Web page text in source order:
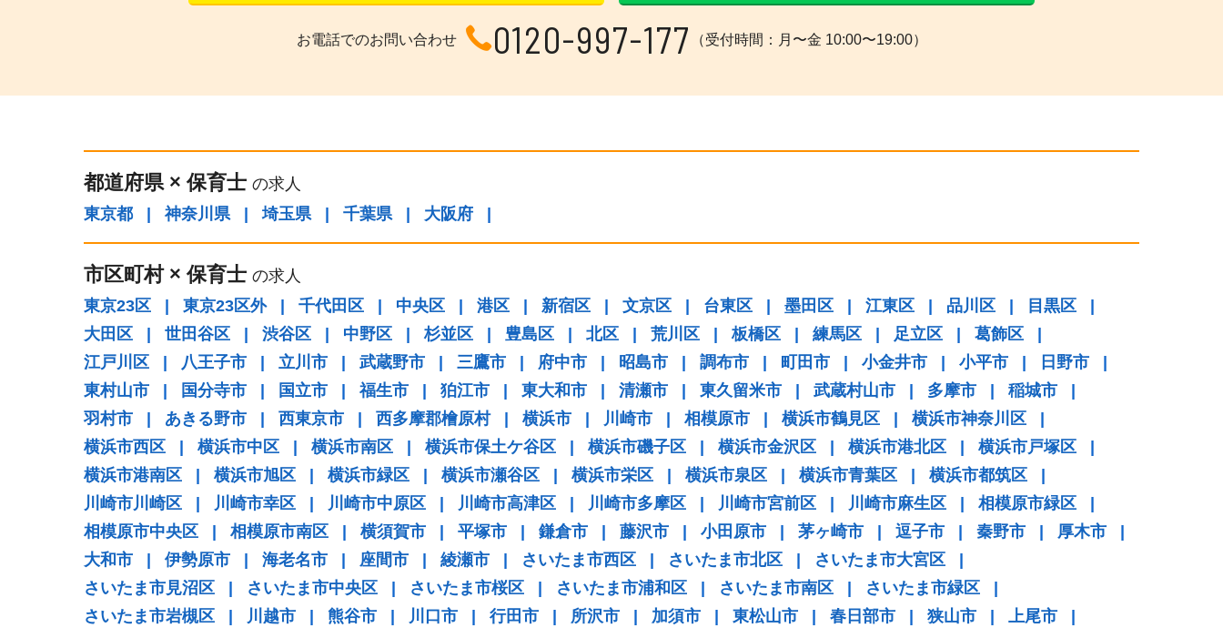
お電話でのお問い合わせ 0120-997-177 （受付時間：月〜金 10:00〜19:00）
都道府県 × 保育士 の求人
東京都
| 神奈川県 | 埼玉県 | 千葉県 | 大阪府 |
市区町村 × 保育士 の求人
東京23区
| 東京23区外 | 千代田区 | 中央区 | 港区 | 新宿区 | 文京区 | 台東区 | 墨田区 | 江東区 | 品川区 | 目黒区
|
大田区
| 世田谷区 | 渋谷区 | 中野区 | 杉並区 | 豊島区 | 北区 | 荒川区 | 板橋区 | 練馬区 | 足立区 | 葛飾区
|
江戸川区
| 八王子市 | 立川市 | 武蔵野市 | 三鷹市 | 府中市 | 昭島市 | 調布市 | 町田市 | 小金井市 | 小平市 | 日野市
|
東村山市
| 国分寺市 | 国立市 | 福生市 | 狛江市 | 東大和市 | 清瀬市 | 東久留米市 | 武蔵村山市 | 多摩市 | 稲城市
|
羽村市
| あきる野市 | 西東京市 | 西多摩郡檜原村 | 横浜市 | 川崎市 | 相模原市 | 横浜市鶴見区 | 横浜市神奈川区
|
横浜市西区
| 横浜市中区 | 横浜市南区 | 横浜市保土ケ谷区 | 横浜市磯子区 | 横浜市金沢区 | 横浜市港北区 | 横浜市戸塚区
|
横浜市港南区
| 横浜市旭区 | 横浜市緑区 | 横浜市瀬谷区 | 横浜市栄区 | 横浜市泉区 | 横浜市青葉区 | 横浜市都筑区
|
川崎市川崎区
| 川崎市幸区 | 川崎市中原区 | 川崎市高津区 | 川崎市多摩区 | 川崎市宮前区 | 川崎市麻生区 | 相模原市緑区
|
相模原市中央区
| 相模原市南区 | 横須賀市 | 平塚市 | 鎌倉市 | 藤沢市 | 小田原市 | 茅ヶ崎市 | 逗子市 | 秦野市 | 厚木市
|
大和市
| 伊勢原市 | 海老名市 | 座間市 | 綾瀬市 | さいたま市西区 | さいたま市北区 | さいたま市大宮区
|
さいたま市見沼区
| さいたま市中央区 | さいたま市桜区 | さいたま市浦和区 | さいたま市南区 | さいたま市緑区
|
さいたま市岩槻区
| 川越市 | 熊谷市 | 川口市 | 行田市 | 所沢市 | 加須市 | 東松山市 | 春日部市 | 狭山市 | 上尾市
|